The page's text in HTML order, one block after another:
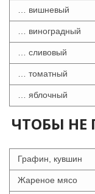
… вишневый
… виноградный
… сливовый
… томатный
… яблочный
ЧТОБЫ НЕ
Графин, кувшин
Жареное мясо